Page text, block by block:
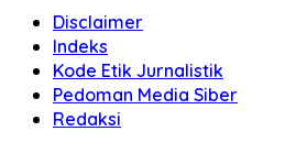
Disclaimer
Indeks
Kode Etik Jurnalistik
Pedoman Media Siber
Redaksi